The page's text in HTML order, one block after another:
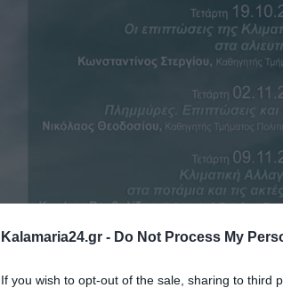
Kalamaria24.gr - Do Not Process My
If you wish to opt-out of the sale, sharing to third